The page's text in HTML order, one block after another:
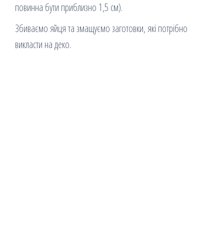
повинна бути приблизно 1,5 см).
Збиваємо яйця та змащуємо заготовки, які потрібно
викласти на деко.